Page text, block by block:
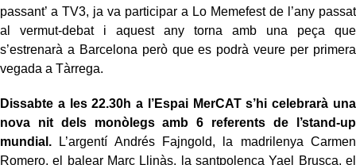
passant’ a TV3, ja va participar a Lo Memefest de l’any passat
al vermut-debat i aquest any torna amb una peça que
s’estrenarà a Barcelona però que es podrà veure per primera
vegada a Tàrrega.
Dissabte a les 22.30h a l’Espai MerCAT s’hi celebrarà una
nova nit dels monòlegs amb 6 referents de l’stand-up
mundial. L’argentí Andrés Fajngold, la madrilenya Carmen
Romero, el balear Març Llinàs, la santpolenca Yael Brusca, el